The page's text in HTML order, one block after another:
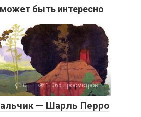
быть интересно
0 1 065 просмотров
— Шарль Перро